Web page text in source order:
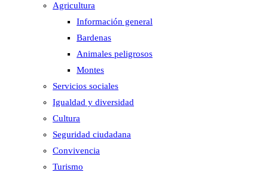
Agricultura
Información general
Bardenas
Animales peligrosos
Montes
Servicios sociales
Igualdad y diversidad
Cultura
Seguridad ciudadana
Convivencia
Turismo